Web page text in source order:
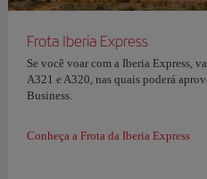
Frota Iberia Express
Se você voar com a Iberia Express,
A321 e A320, nas quais poderá
Business.
Conheça a Frota da Iberia Express